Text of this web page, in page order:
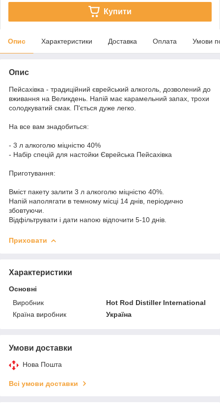
Купити
Опис Характеристики Доставка Оплата Умови
Опис
Пейсахівка - традиційний єврейський алкоголь, дозволений до
вживання на Великдень. Напій має карамельний запах, трохи
солодкуватий смак. П'ється дуже легко.
На все вам знадобиться:
- 3 л алкоголю міцністю 40%
- Набір спецій для настойки Єврейська Пейсахівка
Приготування:
Вміст пакету залити 3 л алкоголю міцністю 40%.
Напій наполягати в темному місці 14 днів, періодично
збовтуючи.
Відфільтрувати і дати напою відпочити 5-10 днів.
Приховати
Характеристики
Основні
Виробник
Hot Rod Distiller International
Країна виробник
Україна
Умови доставки
Нова Пошта
Всі умови доставки